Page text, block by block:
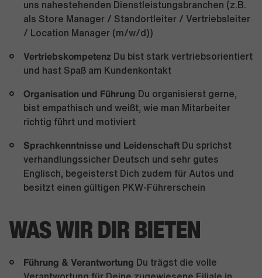
uns nahestehenden Dienstleistungsbranchen (z.B.
als Store Manager / Standortleiter / Vertriebsleiter
/ Location Manager (m/w/d))
Vertriebskompetenz Du bist stark vertriebsorientiert
und hast Spaß am Kundenkontakt
Organisation und Führung Du organisierst gerne,
bist empathisch und weißt, wie man Mitarbeiter
richtig führt und motiviert
Sprachkenntnisse und Leidenschaft Du sprichst
verhandlungssicher Deutsch und sehr gutes
Englisch, begeisterst Dich zudem für Autos und
besitzt einen gültigen PKW-Führerschein
WAS WIR DIR BIETEN
Führung & Verantwortung Du trägst die volle